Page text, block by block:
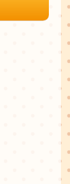
デ
税込